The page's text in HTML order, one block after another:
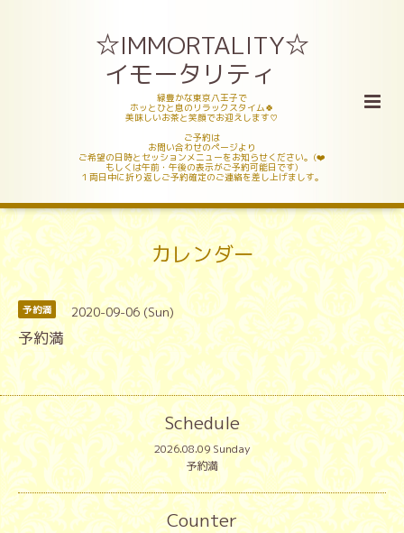
☆IMMORTALITY☆
イモータリティ
緑豊かな東京八王子で
ホッとひと息のリラックスタイム🍀
美味しいお茶と笑顔でお迎えします♡
ご予約は
お問い合わせのページより
ご希望の日時とセッションメニューをお知らせください。(❤️
もしくは午前・午後の表示がご予約可能日です)
１両日中に折り返しご予約確定のご連絡を差し上げましす。
カレンダー
予約満 2020-09-06 (Sun)
予約満
Schedule
2026.08.09 Sunday
予約満
Counter